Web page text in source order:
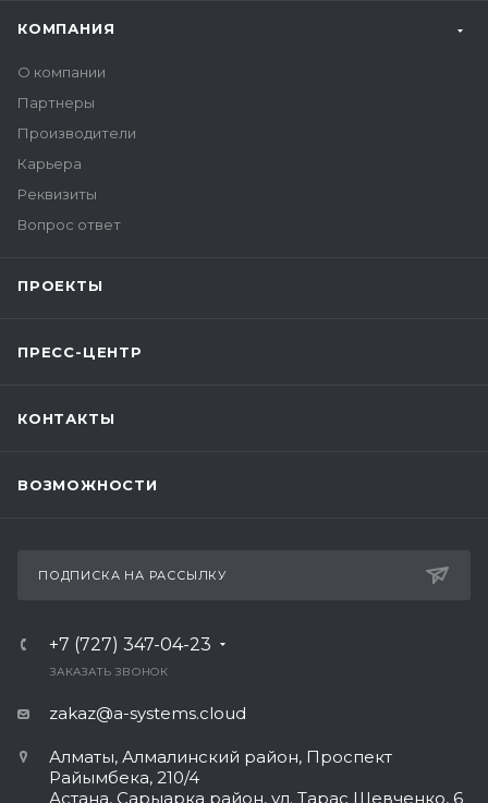
КОМПАНИЯ
О компании
Партнеры
Производители
Карьера
Реквизиты
Вопрос ответ
ПРОЕКТЫ
ПРЕСС-ЦЕНТР
КОНТАКТЫ
ВОЗМОЖНОСТИ
ПОДПИСКА НА РАССЫЛКУ
+7 (727) 347-04-23
ЗАКАЗАТЬ ЗВОНОК
zakaz@a-systems.cloud
Алматы, ​Алмалинский район, Проспект
Райымбека, 210/4
Астана, Сарыарка район, ул. Тарас Шевченко, 6​